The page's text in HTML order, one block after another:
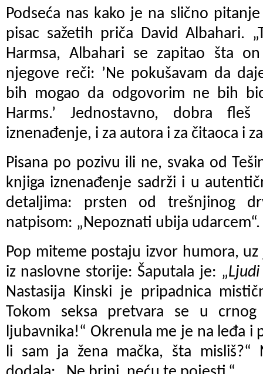
Podseća nas kako je na slično
pisac sažetih priča David Albahari.
Harmsa, Albahari se zapitao šta
njegove reči: ’Ne pokušavam da
bih mogao da odgovorim ne bih
Harms.’ Jednostavno, dobra
iznenađenje, i za autora i za čitaoca i
Pisana po pozivu ili ne, svaka od
knjiga iznenađenje sadrži i u
detaljima: prsten od trešnjinog
natpisom: „Nepoznati ubija udarcem“.
Pop miteme postaju izvor humora,
iz naslovne storije: Šaputala je: „
Nastasija Kinski je pripadnica
Tokom seksa pretvara se u
ljubavnika!“ Okrenula me je na leđa i
li sam ja žena mačka, šta misliš?“